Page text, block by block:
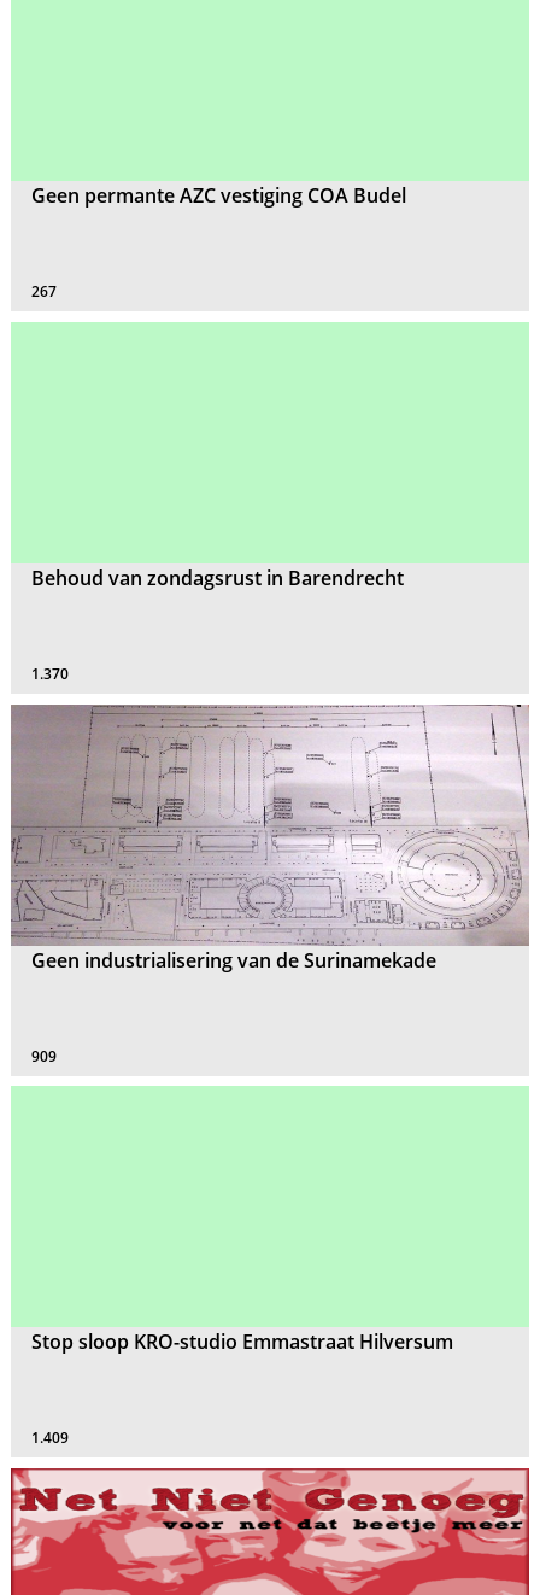
Geen permante AZC vestiging COA Budel
267
Behoud van zondagsrust in Barendrecht
1.370
Geen industrialisering van de Surinamekade
909
Stop sloop KRO-studio Emmastraat Hilversum
1.409